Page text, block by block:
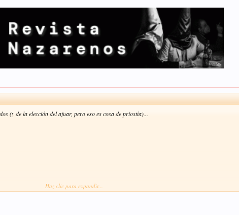
(y de la elección del ajuar, pero eso es cosa de priostía)...
Haz clic para expandir...